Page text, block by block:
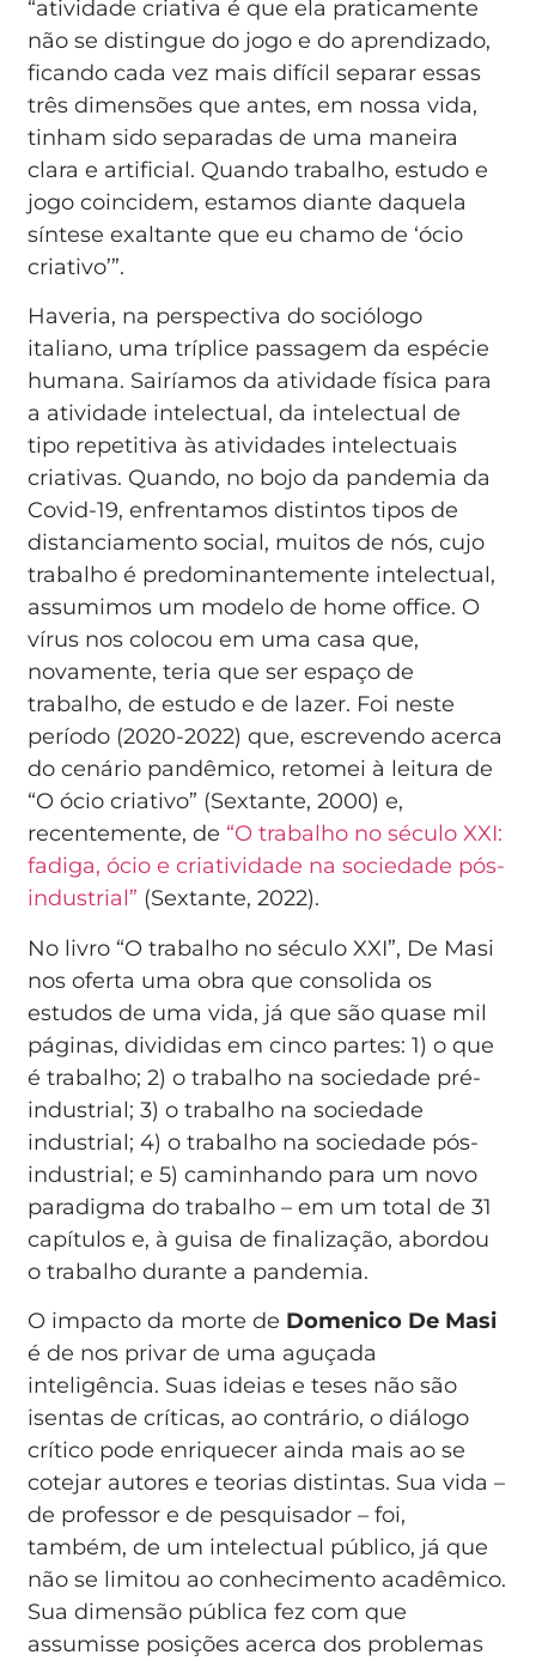
“atividade criativa é que ela praticamente
não se distingue do jogo e do aprendizado,
ficando cada vez mais difícil separar essas
três dimensões que antes, em nossa vida,
tinham sido separadas de uma maneira
clara e artificial. Quando trabalho, estudo e
jogo coincidem, estamos diante daquela
síntese exaltante que eu chamo de ‘ócio
criativo’”.
Haveria, na perspectiva do sociólogo
italiano, uma tríplice passagem da espécie
humana. Sairíamos da atividade física para
a atividade intelectual, da intelectual de
tipo repetitiva às atividades intelectuais
criativas. Quando, no bojo da pandemia da
Covid-19, enfrentamos distintos tipos de
distanciamento social, muitos de nós, cujo
trabalho é predominantemente intelectual,
assumimos um modelo de home office. O
vírus nos colocou em uma casa que,
novamente, teria que ser espaço de
trabalho, de estudo e de lazer. Foi neste
período (2020-2022) que, escrevendo acerca
do cenário pandêmico, retomei à leitura de
“O ócio criativo” (Sextante, 2000) e,
recentemente, de “O trabalho no século XXI:
fadiga, ócio e criatividade na sociedade pós-
industrial” (Sextante, 2022).
No livro “O trabalho no século XXI”, De Masi
nos oferta uma obra que consolida os
estudos de uma vida, já que são quase mil
páginas, divididas em cinco partes: 1) o que
é trabalho; 2) o trabalho na sociedade pré-
industrial; 3) o trabalho na sociedade
industrial; 4) o trabalho na sociedade pós-
industrial; e 5) caminhando para um novo
paradigma do trabalho – em um total de 31
capítulos e, à guisa de finalização, abordou
o trabalho durante a pandemia.
O impacto da morte de Domenico De Masi
é de nos privar de uma aguçada
inteligência. Suas ideias e teses não são
isentas de críticas, ao contrário, o diálogo
crítico pode enriquecer ainda mais ao se
cotejar autores e teorias distintas. Sua vida –
de professor e de pesquisador – foi,
também, de um intelectual público, já que
não se limitou ao conhecimento acadêmico.
Sua dimensão pública fez com que
assumisse posições acerca dos problemas